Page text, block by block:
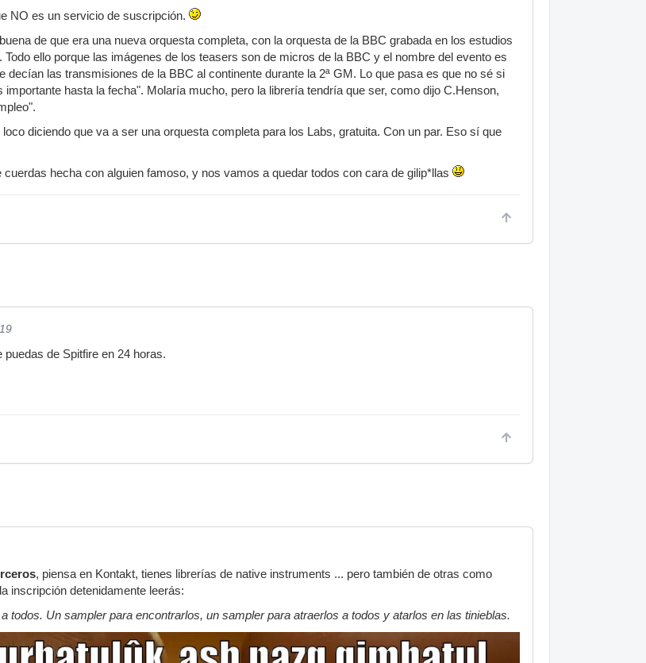
NO es un servicio de suscripción.
de que era una nueva orquesta completa, con la orquesta de la BBC grabada en los estudios
Todo ello porque las imágenes de los teasers son de micros de la BBC y el nombre del evento es
decían las transmisiones de la BBC al continente durante la 2ª GM. Lo que pasa es que no sé si
hasta la fecha". Molaría mucho, pero la librería tendría que ser, como dijo C.Henson,
diciendo que va a ser una orquesta completa para los Labs, gratuita. Con un par. Eso sí que
cuerdas hecha con alguien famoso, y nos vamos a quedar todos con cara de gilip*llas
de Spitfire en 24 horas.
, piensa en Kontakt, tienes librerías de native instruments ... pero también de otras como
inscripción detenidamente leerás:
todos. Un sampler para encontrarlos, un sampler para atraerlos a todos y atarlos en las tinieblas.